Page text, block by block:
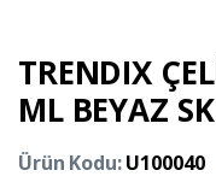
TRENDIX
ML BEYAZ
Ürün Kodu:U100040